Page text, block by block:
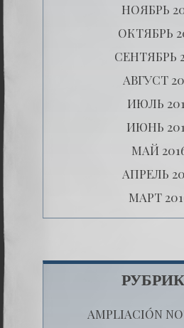
НОЯБРЬ
ОКТЯБРЬ
СЕНТЯБРЬ
АВГУСТ
ИЮЛЬ
ИЮНЬ
МАЙ
АПРЕЛЬ
МАРТ
AMPLIACIÓN